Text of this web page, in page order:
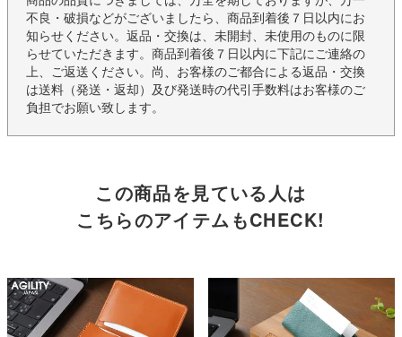
不良・破損などがございましたら、商品到着後７日以内にお
知らせください。返品・交換は、未開封、未使用のものに限
らせていただきます。商品到着後７日以内に下記にご連絡の
上、ご返送ください。尚、お客様のご都合による返品・交換
は送料（発送・返却）及び発送時の代引手数料はお客様のご
負担でお願い致します。
この商品を見ている人は
こちらのアイテムもCHECK!